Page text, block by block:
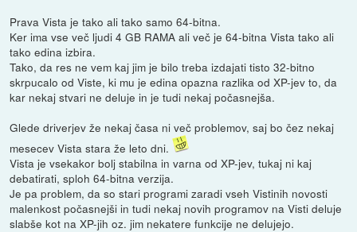
Prava Vista je tako ali tako samo 64-bitna.
Ker ima vse več ljudi 4 GB RAMA ali več je 64-bitna Vista tako ali
tako edina izbira.
Tako, da res ne vem kaj jim je bilo treba izdajati tisto 32-bitno
skrpucalo od Viste, ki mu je edina opazna razlika od XP-jev to, da
kar nekaj stvari ne deluje in je tudi nekaj počasnejša.
Glede driverjev že nekaj časa ni več problemov, saj bo čez nekaj
mesecev Vista stara že leto dni.
Vista je vsekakor bolj stabilna in varna od XP-jev, tukaj ni kaj
debatirati, sploh 64-bitna verzija.
Je pa problem, da so stari programi zaradi vseh Vistinih novosti
malenkost počasnejši in tudi nekaj novih programov na Visti deluje
slabše kot na XP-jih oz. jim nekatere funkcije ne delujejo.